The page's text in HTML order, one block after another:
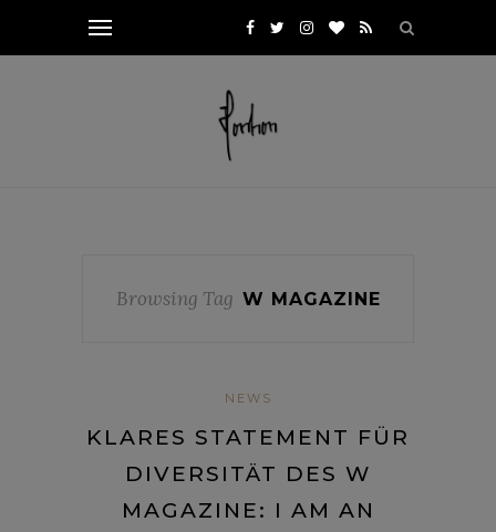
Browsing Tag W MAGAZINE
NEWS
KLARES STATEMENT FÜR
DIVERSITÄT DES W
MAGAZINE: I AM AN